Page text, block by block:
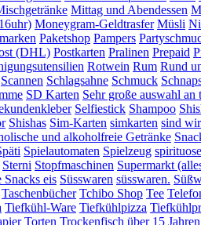
Mittag und Abendessen
Moneygram-Geldtrasfer Müsli
Paketshop Pampers
(DHL) Postkarten Pralinen Prepaid
Rotwein Rum Rund
Scannen Schlagsahne Schmuck
SD Karten Sehr große auswahl
Selfiestick Shampoo
Shishas Sim-Karten simkarten sind
und alkoholfreie Getränke
Spielautomaten Spielzeug
Sterni Stopfmaschinen Supermarkt
Snacks eis Süsswaren süsswaren.
Taschenbücher Tchibo Shop Tee
Tiefkühl-Ware Tiefkühlpizza
Torten Trockenfisch über 15